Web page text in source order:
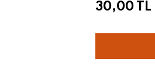
30,00 TL